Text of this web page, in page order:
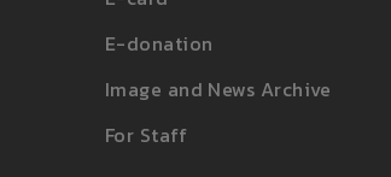
E-donation
Image and News Archive
For Staff